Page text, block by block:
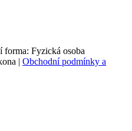
forma: Fyzická osoba
| Obchodní podmínky a